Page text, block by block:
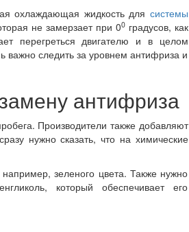
охлаждающая жидкость для системы
не замерзает при 00градусов, как
перегреться двигателю и в целом
важно следить за уровнем антифриза и
антифриза
Производители также добавляют
нужно сказать, что на химические
зеленого цвета. Также нужно
который обеспечивает его